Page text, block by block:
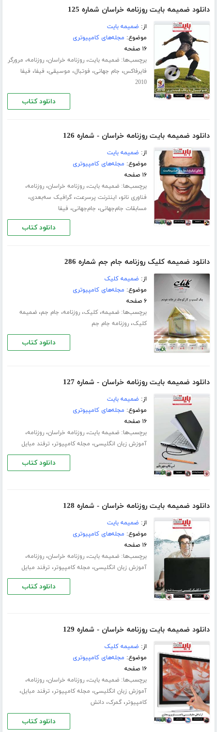
دانلود ضمیمه بایت روزنامه خراسان شماره 125
از: ضمیمه بایت
موضوع: مجله‌های کامپیوتری
۱۶ صفحه
برچسب‌ها:ضمیمه بایت،روزنامه خراسان،روزنامه، مرورگر
فایرفاکس، جام جهانی، فوتبال، موسیقی، فیفا، فیفا
2010
دانلود کتاب
دانلود ضمیمه بایت روزنامه خراسان - شماره 126
از: ضمیمه بایت
موضوع: مجله‌های کامپیوتری
۱۶ صفحه
برچسب‌ها:ضمیمه بایت،روزنامه خراسان،روزنامه،
فناوری نانو، اینترنت پرسرعت،گرافیک سه‌بعدی،
مسابقات جام‌جهانی، جام‌جهانی، فیفا
دانلود کتاب
دانلود ضمیمه کلیک روزنامه جام جم شماره 286
از: ضمیمه کلیک
موضوع: مجله‌های کامپیوتری
۶ صفحه
برچسب‌ها:ضمیمه،کلیک،روزنامه، جام جم،ضمیمه
کلیک،روزنامه جام جم
دانلود کتاب
دانلود ضمیمه بایت روزنامه خراسان - شماره 127
از: ضمیمه بایت
موضوع: مجله‌های کامپیوتری
۱۶ صفحه
برچسب‌ها:ضمیمه بایت،روزنامه خراسان،روزنامه،
آموزش زبان انگلیسی، مجله کامپیوتر، ترفند مبایل
دانلود کتاب
دانلود ضمیمه بایت روزنامه خراسان - شماره 128
از: ضمیمه بایت
موضوع: مجله‌های کامپیوتری
۱۶ صفحه
برچسب‌ها:ضمیمه بایت،روزنامه خراسان،روزنامه،
آموزش زبان انگلیسی، مجله کامپیوتر، ترفند مبایل
دانلود کتاب
دانلود ضمیمه بایت روزنامه خراسان - شماره 129
از: ضمیمه کلیک
موضوع: مجله‌های کامپیوتری
۱۶ صفحه
برچسب‌ها:ضمیمه بایت،روزنامه خراسان،روزنامه،
آموزش زبان انگلیسی، مجله کامپیوتر، ترفند مبایل،
کامپیوتر،گمرک،دانش
دانلود کتاب